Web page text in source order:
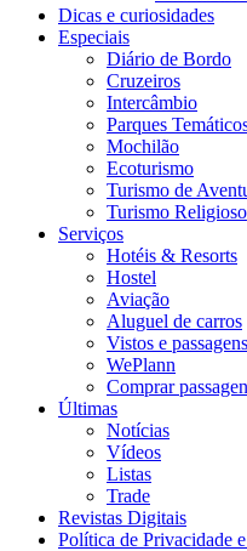
Dicas e curiosidades
Especiais
Diário de Bordo
Cruzeiros
Intercâmbio
Parques
Mochilão
Ecoturismo
Turismo de
Turismo Religioso
Serviços
Hotéis & Resorts
Hostel
Aviação
Aluguel de carros
Vistos e passagens
WePlann
Comprar
Últimas
Notícias
Vídeos
Listas
Trade
Revistas Digitais
Política de Privacidade